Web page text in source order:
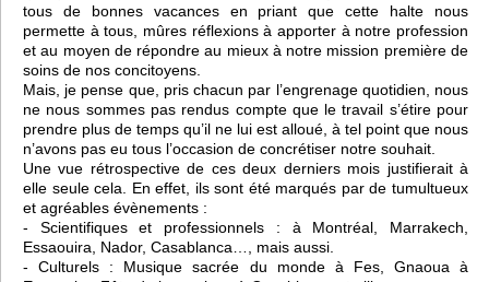
tous de bonnes vacances en priant que cette halte nous
permette à tous, mûres réflexions à apporter à notre profession
et au moyen de répondre au mieux à notre mission première de
soins de nos concitoyens.
Mais, je pense que, pris chacun par l’engrenage quotidien, nous
ne nous sommes pas rendus compte que le travail s’étire pour
prendre plus de temps qu’il ne lui est alloué, à tel point que nous
n’avons pas eu tous l’occasion de concrétiser notre souhait.
Une vue rétrospective de ces deux derniers mois justifierait à
elle seule cela. En effet, ils sont été marqués par de tumultueux
et agréables évènements :
- Scientifiques et professionnels : à Montréal, Marrakech,
Essaouira, Nador, Casablanca…, mais aussi.
- Culturels : Musique sacrée du monde à Fes, Gnaoua à